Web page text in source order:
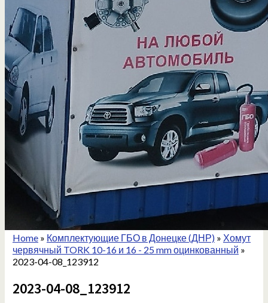
Home» Комплектующие ГБО в Донецке (ДНР)» Хомут
червячный TORK 10-16 и 16 - 25 mm оцинкованный »
2023-04-08_123912
2023-04-08_123912